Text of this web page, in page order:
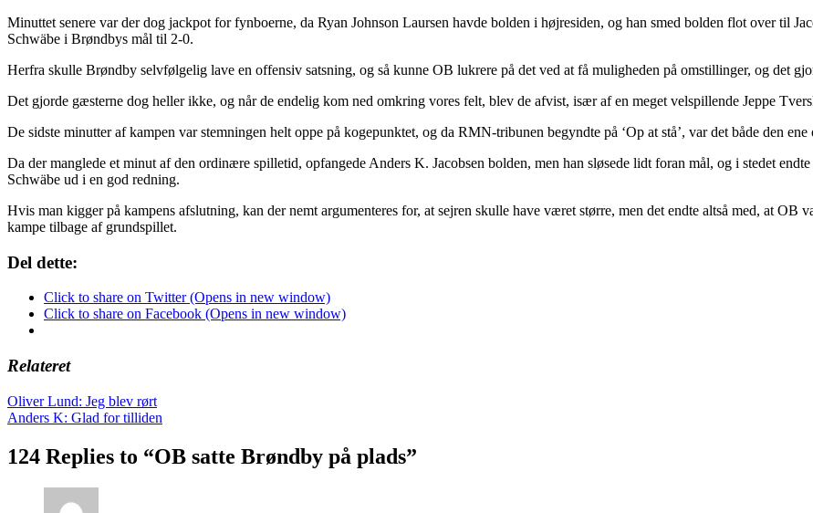
Minuttet senere var der dog jackpot for fynboerne, da Ryan Johnson Laursen havde bolden i højresiden, og han smed bolden flot over til
Schwäbe i Brøndbys mål til 2-0.
Herfra skulle Brøndby selvfølgelig lave en offensiv satsning, og så kunne OB lukrere på det ved at få muligheden på omstillinger, og det
Det gjorde gæsterne dog heller ikke, og når de endelig kom ned omkring vores felt, blev de afvist, især af en meget velspillende Jeppe
De sidste minutter af kampen var stemningen helt oppe på kogepunktet, og da RMN-tribunen begyndte på ‘Op at stå’, var det både den
Da der manglede et minut af den ordinære spilletid, opfangede Anders K. Jacobsen bolden, men han sløsede lidt foran mål, og i stedet
Schwäbe ud i en god redning.
Hvis man kigger på kampens afslutning, kan der nemt argumenteres for, at sejren skulle have været større, men det endte altså med, at OB
kampe tilbage af grundspillet.
Del dette:
Click to share on Twitter (Opens in new window)
Click to share on Facebook (Opens in new window)
Relateret
Indlægsnavigation
Oliver Lund: Jeg blev rørt
Anders K: Glad for tilliden
124 Replies to “OB satte Brøndby på plads”